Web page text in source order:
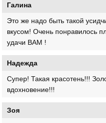
Галина
Это же надо быть такой
вкусом! Очень понравилось
удачи ВАМ !
Надежда
Супер! Такая красотень!!!
вдохновение!!!
Зоя